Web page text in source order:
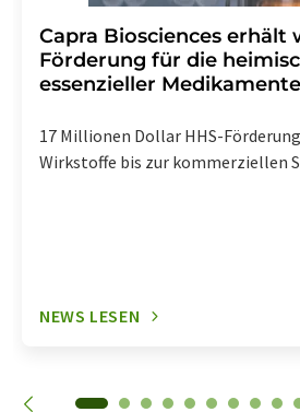
Capra Biosciences erhält
Förderung für die
essenzieller Medikamente
17 Millionen Dollar HHS-
Wirkstoffe bis zur kommerziellen
NEWS LESEN